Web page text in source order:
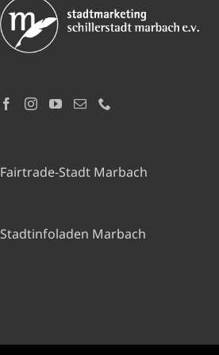
Fairtrade-Stadt Marbach
Stadtinfoladen Marbach